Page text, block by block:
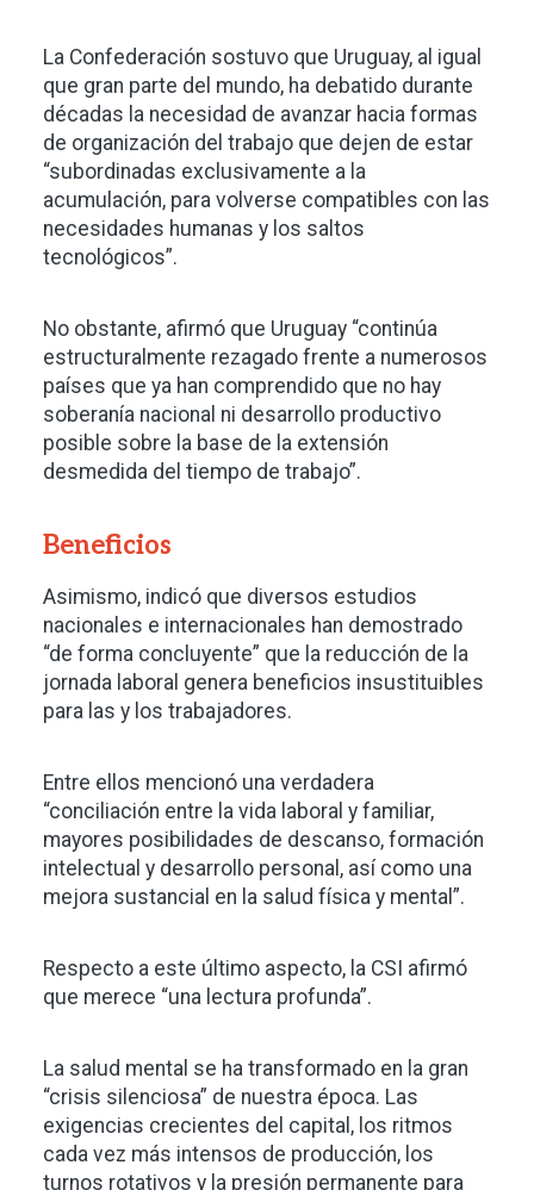
La Confederación sostuvo que Uruguay, al igual
que gran parte del mundo, ha debatido durante
décadas la necesidad de avanzar hacia formas
de organización del trabajo que dejen de estar
“subordinadas exclusivamente a la
acumulación, para volverse compatibles con las
necesidades humanas y los saltos
tecnológicos”.
No obstante, afirmó que Uruguay “continúa
estructuralmente rezagado frente a numerosos
países que ya han comprendido que no hay
soberanía nacional ni desarrollo productivo
posible sobre la base de la extensión
desmedida del tiempo de trabajo”.
Beneficios
Asimismo, indicó que diversos estudios
nacionales e internacionales han demostrado
“de forma concluyente” que la reducción de la
jornada laboral genera beneficios insustituibles
para las y los trabajadores.
Entre ellos mencionó una verdadera
“conciliación entre la vida laboral y familiar,
mayores posibilidades de descanso, formación
intelectual y desarrollo personal, así como una
mejora sustancial en la salud física y mental”.
Respecto a este último aspecto, la CSI afirmó
que merece “una lectura profunda”.
La salud mental se ha transformado en la gran
“crisis silenciosa” de nuestra época. Las
exigencias crecientes del capital, los ritmos
cada vez más intensos de producción, los
turnos rotativos y la presión permanente para